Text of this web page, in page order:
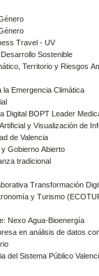
Travel - UV
Sostenible
Territorio y Riesgos
Emergencia Climática
Digital BOPT Leader
y Visualización de
de Valencia
Gobierno Abierto
tradicional
Transformación
y Turismo
Nexo Agua-Bioenergía
en análisis de datos
del Sistema Público